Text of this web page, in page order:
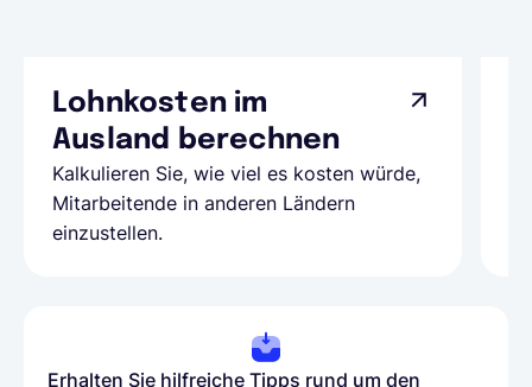
Lohnkosten im
Ausland berechnen
Kalkulieren Sie, wie viel es kosten würde,
Mitarbeitende in anderen Ländern
einzustellen.
Erhalten Sie hilfreiche Tipps rund um den